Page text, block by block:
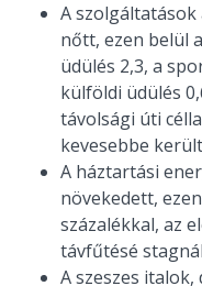
A szolgáltatások
nőtt, ezen belül
üdülés 2,3, a
külföldi üdülés
távolsági úti
kevesebbe
A háztartási
növekedett,
százalékkal, az
távfűtésé
A szeszes